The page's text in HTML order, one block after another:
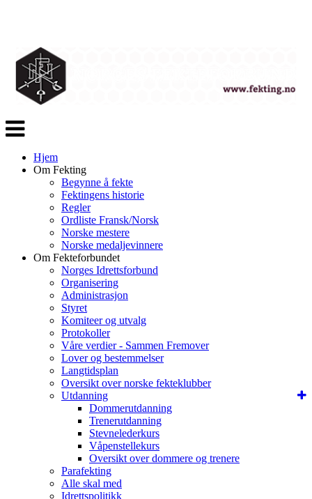
Veksle
navigasjon
Hjem
Om Fekting
Begynne å fekte
Fektingens historie
Regler
Ordliste Fransk/Norsk
Norske mestere
Norske medaljevinnere
Om Fekteforbundet
Norges Idrettsforbund
Organisering
Administrasjon
Styret
Komiteer og utvalg
Protokoller
Våre verdier - Sammen Fremover
Lover og bestemmelser
Langtidsplan
Oversikt over norske fekteklubber
Utdanning
Dommerutdanning
Trenerutdanning
Stevnelederkurs
Våpenstellekurs
Oversikt over dommere og trenere
Parafekting
Alle skal med
Idrettspolitikk